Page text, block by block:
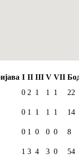
I II III V VII
0 2 1 1 1 22
0 1 1 1 1 14
0 1 0 0 0 8
1 3 4 3 0 54